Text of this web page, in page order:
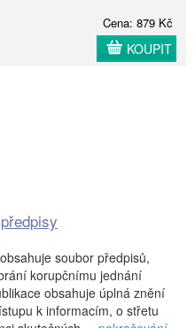
Cena: 879 Kč
KOUPIT
soubor předpisů,
korupčnímu jednání
obsahuje úplná znění
k informacím, o střetu